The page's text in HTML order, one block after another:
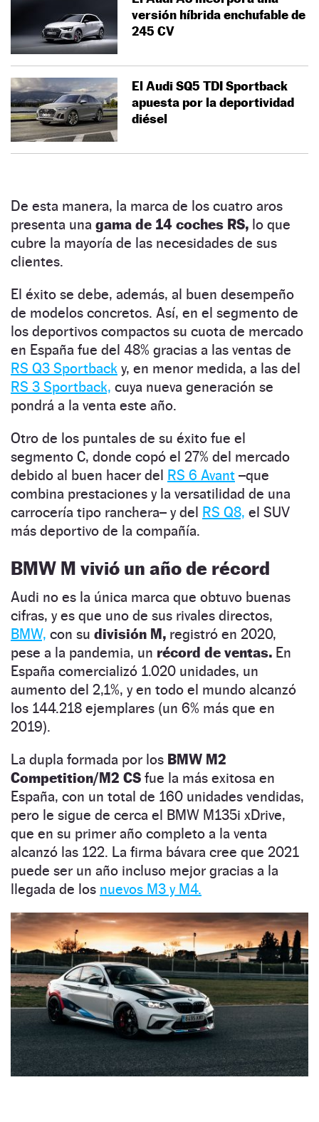
versión híbrida enchufable de
245 CV
El Audi SQ5 TDI Sportback
apuesta por la deportividad
diésel
De esta manera, la marca de los cuatro aros
presenta una gama de 14 coches RS, lo que
cubre la mayoría de las necesidades de sus
clientes.
El éxito se debe, además, al buen desempeño
de modelos concretos. Así, en el segmento de
los deportivos compactos su cuota de mercado
en España fue del 48% gracias a las ventas de
RS Q3 Sportback y, en menor medida, a las del
RS 3 Sportback, cuya nueva generación se
pondrá a la venta este año.
Otro de los puntales de su éxito fue el
segmento C, donde copó el 27% del mercado
debido al buen hacer del RS 6 Avant –que
combina prestaciones y la versatilidad de una
carrocería tipo ranchera– y del RS Q8, el SUV
más deportivo de la compañía.
BMW M vivió un año de récord
Audi no es la única marca que obtuvo buenas
cifras, y es que uno de sus rivales directos,
BMW, con su división M, registró en 2020,
pese a la pandemia, un récord de ventas. En
España comercializó 1.020 unidades, un
aumento del 2,1%, y en todo el mundo alcanzó
los 144.218 ejemplares (un 6% más que en
2019).
La dupla formada por los BMW M2
Competition/M2 CS fue la más exitosa en
España, con un total de 160 unidades vendidas,
pero le sigue de cerca el BMW M135i xDrive,
que en su primer año completo a la venta
alcanzó las 122. La firma bávara cree que 2021
puede ser un año incluso mejor gracias a la
llegada de los nuevos M3 y M4.